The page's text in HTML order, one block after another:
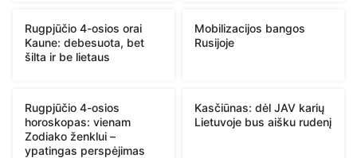
Rugpjūčio 4-osios orai
Kaune: debesuota, bet
šilta ir be lietaus
Mobilizacijos bangos
Rusijoje
Rugpjūčio 4-osios
horoskopas: vienam
Zodiako ženklui –
ypatingas perspėjimas
Kasčiūnas: dėl JAV karių
Lietuvoje bus aišku rudenį